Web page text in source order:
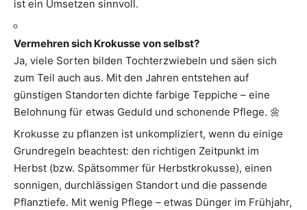
ist ein Umsetzen sinnvoll.
Vermehren sich Krokusse von selbst?
Ja, viele Sorten bilden Tochterzwiebeln und säen sich
zum Teil auch aus. Mit den Jahren entstehen auf
günstigen Standorten dichte farbige Teppiche – eine
Belohnung für etwas Geduld und schonende Pflege. 🌼
Krokusse zu pflanzen ist unkompliziert, wenn du einige
Grundregeln beachtest: den richtigen Zeitpunkt im
Herbst (bzw. Spätsommer für Herbstkrokusse), einen
sonnigen, durchlässigen Standort und die passende
Pflanztiefe. Mit wenig Pflege – etwas Dünger im Frühjahr,